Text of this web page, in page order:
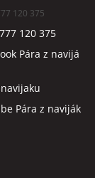
120 375
120 375
Pára z navijá
Pára z naviják